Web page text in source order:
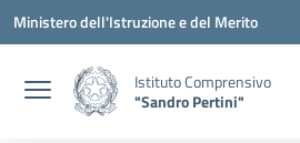
Vai ai contenuti
Vai al menu di navigazione
Vai al footer
Ministero dell'Istruzione e del Merito
Istituto Comprensivo
"Sandro Pertini"